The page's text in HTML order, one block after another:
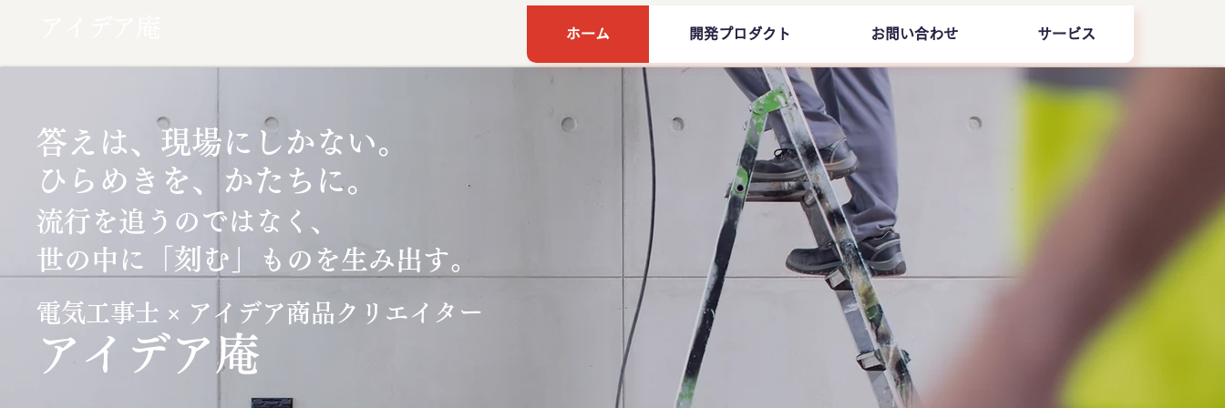
ホーム 開発プロダクト お問い合わせ サービス
ひらめきを、かたちに。
答えは、現場にしかない。
流行を追うのではなく、
世の中に
「刻む」 ものを生み出す。
電気工事士 × アイデア商品クリエイター
​アイデア庵